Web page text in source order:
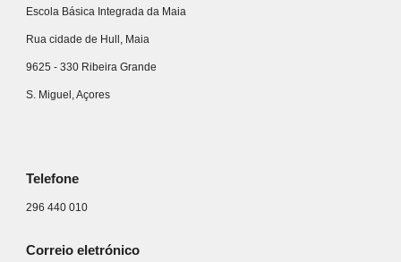
Escola Básica Integrada da Maia
Rua cidade de Hull, Maia
9625 - 330 Ribeira Grande
S. Miguel, Açores
Telefone
296 440 010
Correio eletrónico